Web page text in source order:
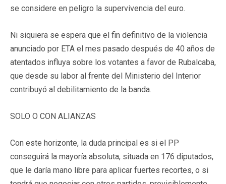
se considere en peligro la supervivencia del euro.
Ni siquiera se espera que el fin definitivo de la violencia
anunciado por ETA el mes pasado después de 40 años de
atentados influya sobre los votantes a favor de Rubalcaba,
que desde su labor al frente del Ministerio del Interior
contribuyó al debilitamiento de la banda.
SOLO O CON ALIANZAS
Con este horizonte, la duda principal es si el PP
conseguirá la mayoría absoluta, situada en 176 diputados,
que le daría mano libre para aplicar fuertes recortes, o si